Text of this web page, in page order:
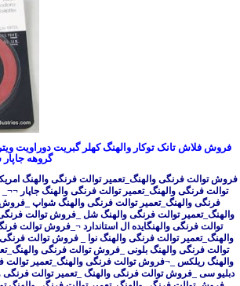
فروش فلاش تانک توکار والهنگ کهلر گبریت دوراویت
گروهه
فروش توالت فرنگی والهنگ_تعمیر توالت فرنگی والهنگ
توالت فرنگی والهنگ_تعمیر توالت فرنگی والهنگ جاپار
فرنگی والهنگ_تعمیر توالت فرنگی والهنگ شواپ
والهنگ_تعمیر توالت فرنگی والهنگ شل _فروش توالت
توالت فرنگی والهنگایده ال استاندارد ¬_فروش توالت
والهنگ_تعمیر توالت فرنگی والهنگ نوا _ فروش توالت
توالت فرنگی والهنگ بلونی _فروش توالت فرنگی
والهنگ ریلکس _¬فروش توالت فرنگی والهنگ_تعمیر توالت
دبلیو سی _فروش توالت فرنگی والهنگ _تعمیر توالت